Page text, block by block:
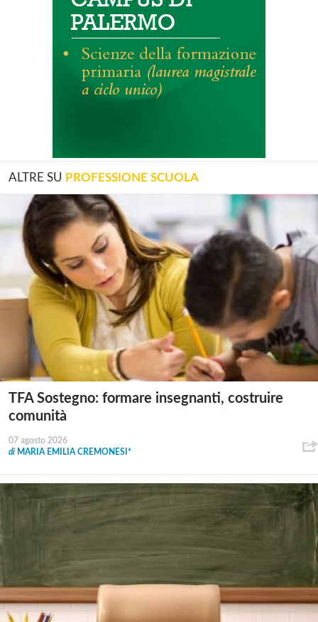
ALTRE SU PROFESSIONE SCUOLA
TFA Sostegno: formare insegnanti, costruire
comunità
07 agosto 2026
di MARIA EMILIA CREMONESI*